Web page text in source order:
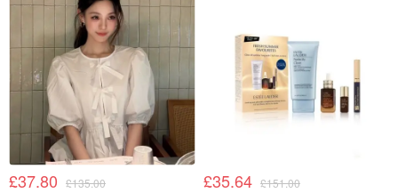
£37.80 £135.00 £35.64 £151.00